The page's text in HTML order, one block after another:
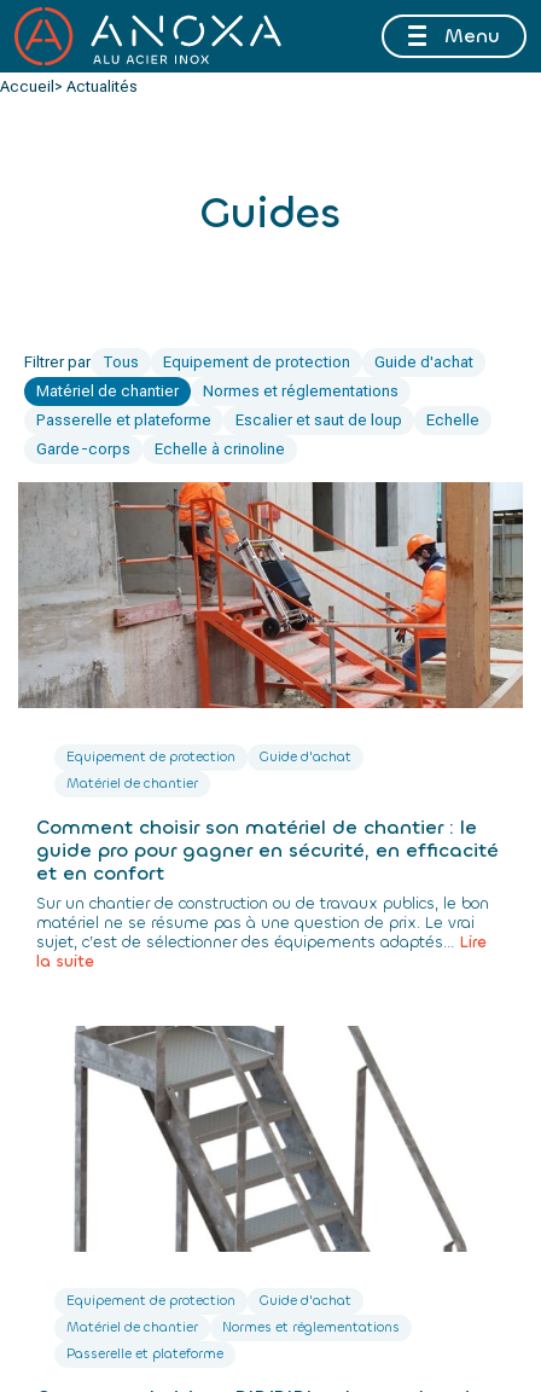
FERMETURE ESTIVALE DU 10 AU 16 AOÛT 2026 INCLUSMenu
Accueil > Actualités
Guides
Filtrer par Tous Equipement de protection
Guide d'achat
Matériel de chantier
Normes et réglementations
Passerelle et plateforme
Escalier et saut de loup
Echelle
Garde-corps
Echelle à crinoline
Equipement de protection
Guide d'achat
Matériel de chantier
Comment choisir son matériel de chantier : le
guide pro pour gagner en sécurité, en efficacité
et en confort
Sur un chantier de construction ou de travaux publics, le bon
matériel ne se résume pas à une question de prix. Le vrai
sujet, c’est de sélectionner des équipements adaptés... Lire
la suite
Equipement de protection
Guide d'achat
Matériel de chantier
Normes et réglementations
Passerelle et plateforme